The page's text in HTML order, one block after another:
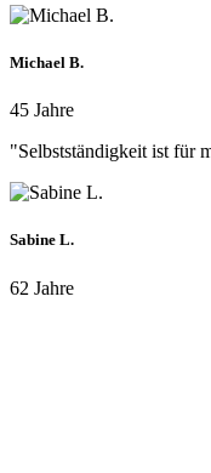
Michael B.
45 Jahre
"Selbstständigkeit ist für
Sabine L.
62 Jahre